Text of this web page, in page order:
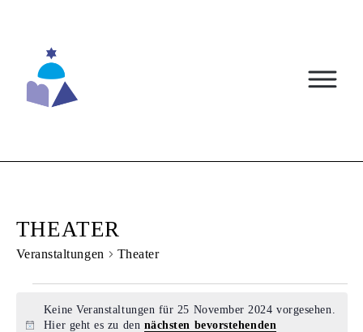
THEATER
Veranstaltungen Theater
Keine Veranstaltungen für 25 November 2024 vorgesehen.
Hier geht es zu den nächsten bevorstehenden